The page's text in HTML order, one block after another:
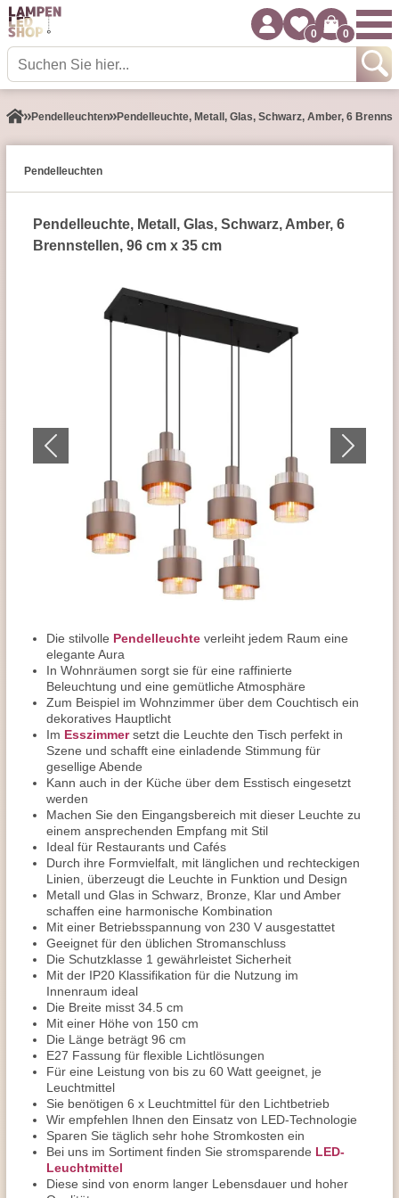
0 0
Pendel­leuchten Pendelleuchte, Metall, Glas, Schwarz, Amber, 6
Pendel­leuchten
Pendelleuchte, Metall, Glas, Schwarz, Amber, 6
Brennstellen, 96 cm x 35 cm
Die stilvolle Pendelleuchte verleiht jedem Raum eine
elegante Aura
In Wohnräumen sorgt sie für eine raffinierte
Beleuchtung und eine gemütliche Atmosphäre
Zum Beispiel im Wohnzimmer über dem Couchtisch ein
dekoratives Hauptlicht
Im Esszimmersetzt die Leuchte den Tisch perfekt in
Szene und schafft eine einladende Stimmung für
gesellige Abende
Kann auch in der Küche über dem Esstisch eingesetzt
werden
Machen Sie den Eingangsbereich mit dieser Leuchte zu
einem ansprechenden Empfang mit Stil
Ideal für Restaurants und Cafés
Durch ihre Formvielfalt, mit länglichen und rechteckigen
Linien, überzeugt die Leuchte in Funktion und Design
Metall und Glas in Schwarz, Bronze, Klar und Amber
schaffen eine harmonische Kombination
Mit einer Betriebsspannung von 230 V ausgestattet
Geeignet für den üblichen Stromanschluss
Die Schutzklasse 1 gewährleistet Sicherheit
Mit der IP20 Klassifikation für die Nutzung im
Innenraum ideal
Die Breite misst 34.5 cm
Mit einer Höhe von 150 cm
Die Länge beträgt 96 cm
E27 Fassung für flexible Lichtlösungen
Für eine Leistung von bis zu 60 Watt geeignet, je
Leuchtmittel
Sie benötigen 6 x Leuchtmittel für den Lichtbetrieb
Wir empfehlen Ihnen den Einsatz von LED-Technologie
Sparen Sie täglich sehr hohe Stromkosten ein
Bei uns im Sortiment finden Sie stromsparende LED-
Leuchtmittel
Diese sind von enorm langer Lebensdauer und hoher